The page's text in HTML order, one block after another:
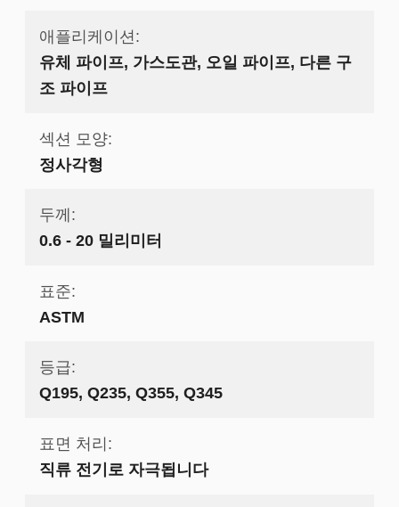
애플리케이션:
유체 파이프, 가스도관, 오일 파이프, 다른 구
조 파이프
섹션 모양:
정사각형
두께:
0.6 - 20 밀리미터
표준:
ASTM
등급:
Q195, Q235, Q355, Q345
표면 처리:
직류 전기로 자극됩니다